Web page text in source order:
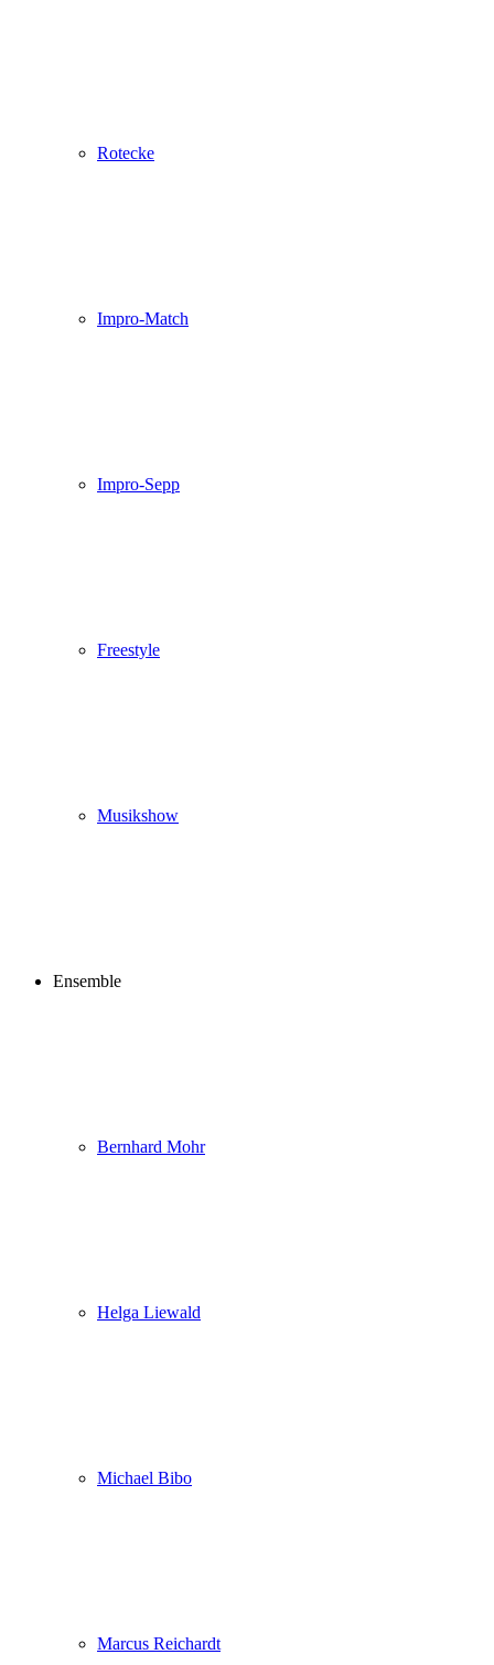
Rotecke
Impro-Match
Impro-Sepp
Freestyle
Musikshow
Ensemble
Bernhard Mohr
Helga Liewald
Michael Bibo
Marcus Reichardt